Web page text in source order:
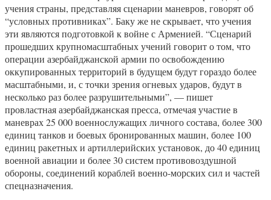
учения страны, представляя сценарии маневров, говорят об
“условных противниках”. Баку же не скрывает, что учения
эти являются подготовкой к войне с Арменией. “Сценарий
прошедших крупномасштабных учений говорит о том, что
операции азербайджанской армии по освобождению
оккупированных территорий в будущем будут гораздо более
масштабными, и, с точки зрения огневых ударов, будут в
несколько раз более разрушительными”, — пишет
провластная азербайджанская пресса, отмечая участие в
маневрах 25 000 военнослужащих личного состава, более 300
единиц танков и боевых бронированных машин, более 100
единиц ракетных и артиллерийских установок, до 40 единиц
военной авиации и более 30 систем противовоздушной
обороны, соединений кораблей военно-морских сил и частей
спецназначения.